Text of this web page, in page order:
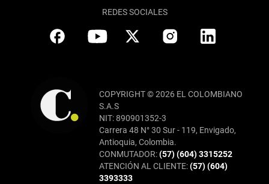
REDES SOCIALES
COPYRIGHT © 2026 EL COLOMBIANO
S.A.S
NIT: 890901352-3
Carrera 48 N° 30 Sur - 119, Envigado,
Antioquia, Colombia.
CONMUTADOR:(57) (604) 3315252
ATENCIÓN AL CLIENTE:(57) (604)
3393333